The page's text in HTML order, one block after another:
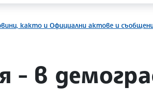
както и Официални актове и
- в